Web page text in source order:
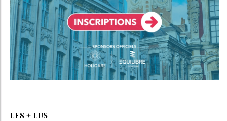
LES + LUS